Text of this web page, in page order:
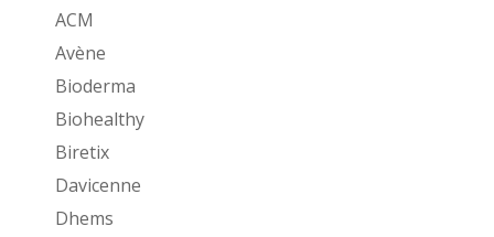
ACM
Avène
Bioderma
Biohealthy
Biretix
Davicenne
Dhems